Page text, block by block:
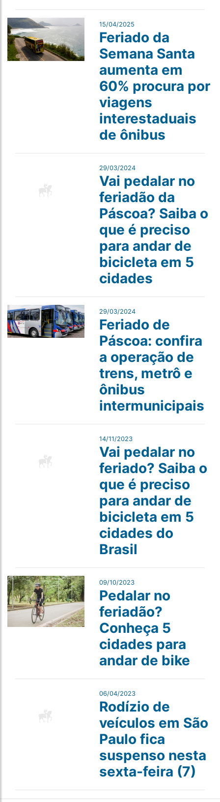
15/04/2025
Feriado da
Semana Santa
aumenta em
60% procura por
viagens
interestaduais
de ônibus
29/03/2024
Vai pedalar no
feriadão da
Páscoa? Saiba o
que é preciso
para andar de
bicicleta em 5
cidades
29/03/2024
Feriado de
Páscoa: confira
a operação de
trens, metrô e
ônibus
intermunicipais
14/11/2023
Vai pedalar no
feriado? Saiba o
que é preciso
para andar de
bicicleta em 5
cidades do
Brasil
09/10/2023
Pedalar no
feriadão?
Conheça 5
cidades para
andar de bike
06/04/2023
Rodízio de
veículos em São
Paulo fica
suspenso nesta
sexta-feira (7)